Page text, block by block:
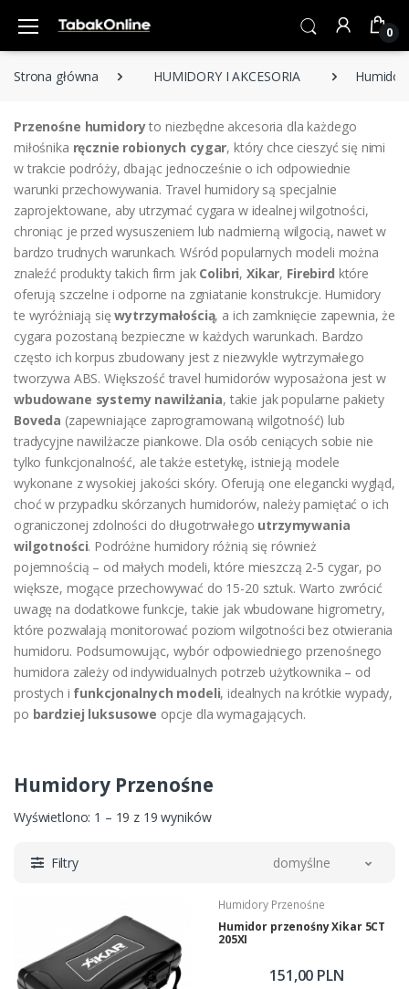
0
Strona główna HUMIDORY I AKCESORIA
Przenośne humidoryto niezbędne akcesoria dla każdego
miłośnika ręcznie robionych cygar, który chce cieszyć się nimi
w trakcie podróży, dbając jednocześnie o ich odpowiednie
warunki przechowywania. Travel humidory są specjalnie
zaprojektowane, aby utrzymać cygara w idealnej wilgotności,
chroniąc je przed wysuszeniem lub nadmierną wilgocią, nawet w
bardzo trudnych warunkach. Wśród popularnych modeli można
znaleźć produkty takich firm jak Colibri, Xikar, Firebird które
oferują szczelne i odporne na zgniatanie konstrukcje. Humidory
te wyróżniają sięwytrzymałością, a ich zamknięcie zapewnia, że
cygara pozostaną bezpieczne w każdych warunkach. Bardzo
często ich korpus zbudowany jest z niezwykle wytrzymałego
tworzywa ABS. Większość travel humidorów wyposażona jest w
wbudowane systemy nawilżania, takie jak popularne pakiety
Boveda (zapewniające zaprogramowaną wilgotność) lub
tradycyjne nawilżacze piankowe. Dla osób ceniących sobie nie
tylko funkcjonalność, ale także estetykę, istnieją modele
wykonane z wysokiej jakości skóry. Oferują one elegancki wygląd,
choć w przypadku skórzanych humidorów, należy pamiętać o ich
ograniczonej zdolności do długotrwałego utrzymywania
wilgotności​. Podróżne humidory różnią się również
pojemnością – od małych modeli, które mieszczą 2-5 cygar, po
większe, mogące przechowywać do 15-20 sztuk. Warto zwrócić
uwagę na dodatkowe funkcje, takie jak wbudowane higrometry,
które pozwalają monitorować poziom wilgotności bez otwierania
humidoru. Podsumowując, wybór odpowiedniego przenośnego
humidora zależy od indywidualnych potrzeb użytkownika – od
prostych i funkcjonalnych modeli, idealnych na krótkie wypady,
po bardziej luksusowe opcje dla wymagających.
Humidory Przenośne
Wyświetlono: 1 – 19 z 19 wyników
Filtry domyślne
Humidory Przenośne
Humidor przenośny Xikar 5CT
205XI
151,00 PLN